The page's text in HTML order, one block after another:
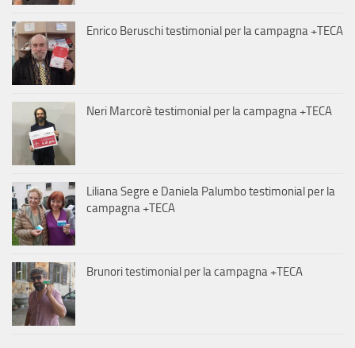
Enrico Beruschi testimonial per la campagna +TECA
Neri Marcorè testimonial per la campagna +TECA
Liliana Segre e Daniela Palumbo testimonial per la
campagna +TECA
Brunori testimonial per la campagna +TECA